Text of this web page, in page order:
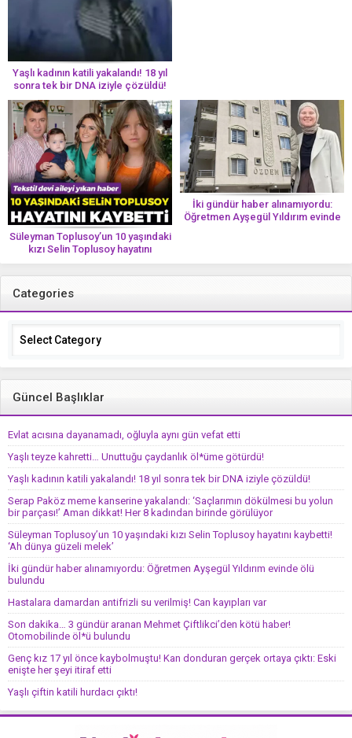
Yaşlı kadının katili yakalandı! 18 yıl
sonra tek bir DNA iziyle çözüldü!
Süleyman Toplusoy’un 10 yaşındaki
kızı Selin Toplusoy hayatını
kaybetti! ‘Ah dünya güzeli melek’
İki gündür haber alınamıyordu:
Öğretmen Ayşegül Yıldırım evinde
Categories
Categories
Güncel Başlıklar
Evlat acısına dayanamadı, oğluyla aynı gün vefat etti
Yaşlı teyze kahretti… Unuttuğu çaydanlık öl*üme götürdü!
Yaşlı kadının katili yakalandı! 18 yıl sonra tek bir DNA iziyle çözüldü!
Serap Paköz meme kanserine yakalandı: ‘Saçlarımın dökülmesi bu yolun
bir parçası!’ Aman dikkat! Her 8 kadından birinde görülüyor
Süleyman Toplusoy’un 10 yaşındaki kızı Selin Toplusoy hayatını kaybetti!
‘Ah dünya güzeli melek’
İki gündür haber alınamıyordu: Öğretmen Ayşegül Yıldırım evinde ölü
bulundu
Hastalara damardan antifrizli su verilmiş! Can kayıpları var
Son dakika… 3 gündür aranan Mehmet Çiftlikci’den kötü haber!
Otomobilinde öl*ü bulundu
Genç kız 17 yıl önce kaybolmuştu! Kan donduran gerçek ortaya çıktı: Eski
enişte her şeyi itiraf etti
Yaşlı çiftin katili hurdacı çıktı!